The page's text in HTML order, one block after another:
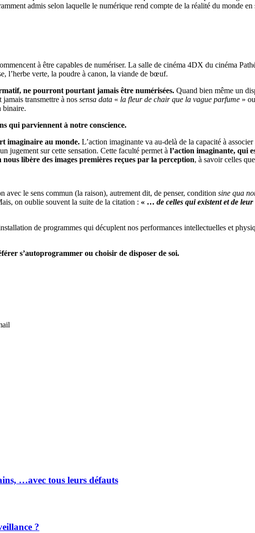
admis selon laquelle le numérique rend compte de la réalité du monde en
à être capables de numériser. La salle de cinéma 4DX du cinéma
l’herbe verte, la poudre à canon, la viande de bœuf.
ne pourront pourtant jamais être numérisées. Quand bien même un
jamais transmettre à nos sensa data « la fleur de chair que la vague parfume »
binaire.
qui parviennent à notre conscience.
imaginaire au monde. L’action imaginante va au-delà de la capacité à
jugement sur cette sensation. Cette faculté permet à l’action imaginante, qui
nous libère des images premières reçues par la perception, à savoir celles
avec le sens commun (la raison), autrement dit, de penser, condition sine qua
on oublie souvent la suite de la citation : « … de celles qui existent et de
de programmes qui décuplent nos performances intellectuelles et
s’autoprogrammer ou choisir de disposer de soi.
…avec tous leurs défauts
?